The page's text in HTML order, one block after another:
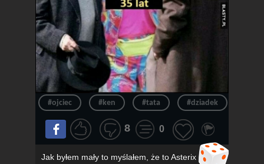
#ojciec #ken #tata #dziadek
8 0
Jak byłem mały to myślałem, że to Asterix